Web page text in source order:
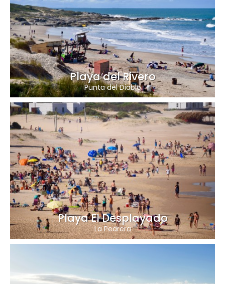
Playa del Rivero
Punta del Diablo
Playa El Desplayado
La Pedrera